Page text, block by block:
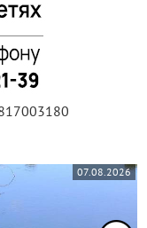
07.08.2026